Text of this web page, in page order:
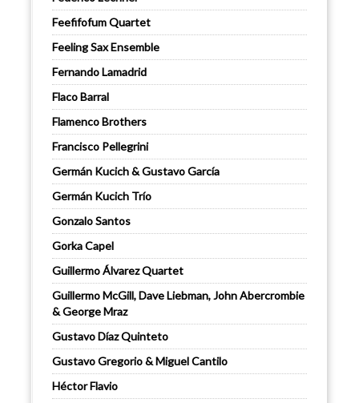
Feefifofum Quartet
Feeling Sax Ensemble
Fernando Lamadrid
Flaco Barral
Flamenco Brothers
Francisco Pellegrini
Germán Kucich & Gustavo García
Germán Kucich Trío
Gonzalo Santos
Gorka Capel
Guillermo Álvarez Quartet
Guillermo McGill, Dave Liebman, John Abercrombie
& George Mraz
Gustavo Díaz Quinteto
Gustavo Gregorio & Miguel Cantilo
Héctor Flavio